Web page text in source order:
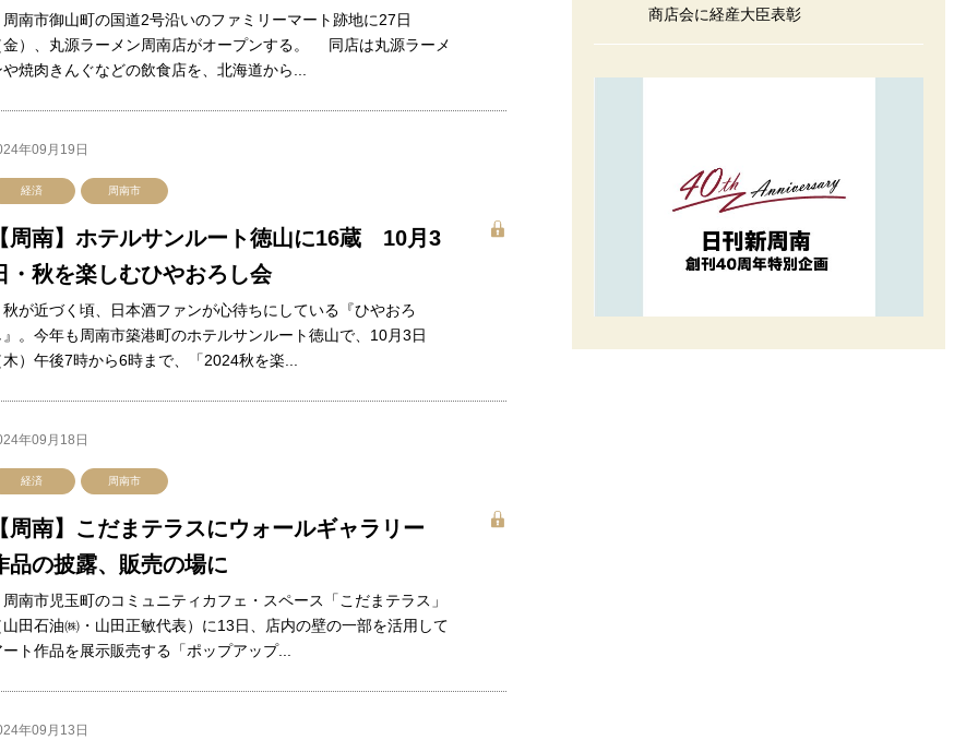
南市御山町の国道2号沿いのファミリーマート跡地に27日
金）、丸源ラーメン周南店がオープンする。 同店は丸源ラーメ
焼肉きんぐなどの飲食店を、北海道から...
年09月19日
経済 周南市
周南】ホテルサンルート徳山に16蔵 10月3
・秋を楽しむひやおろし会
が近づく頃、日本酒ファンが心待ちにしている『ひやおろ
』。今年も周南市築港町のホテルサンルート徳山で、10月3日
）午後7時から6時まで、「2024秋を楽...
年09月18日
経済 周南市
周南】こだまテラスにウォールギャラリー
品の披露、販売の場に
南市児玉町のコミュニティカフェ・スペース「こだまテラス」
山田石油㈱・山田正敏代表）に13日、店内の壁の一部を活用して
ト作品を展示販売する「ポップアップ...
年09月13日
商店会に経産大臣表彰